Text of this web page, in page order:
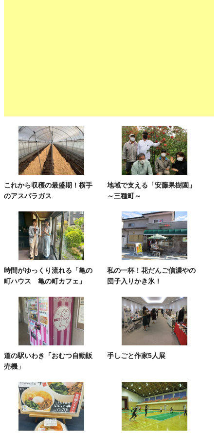
これから収穫の最盛期！横手
のアスパラガス
地域で支える「安藤果樹園」
～三種町～
時間がゆっくり流れる「亀の
町ハウス 亀の町カフェ」
私の一杯！花だんご信濃やの
団子入りかき氷！
道の駅いわき「おむつ自動販
売機」
手しごと作家5人展